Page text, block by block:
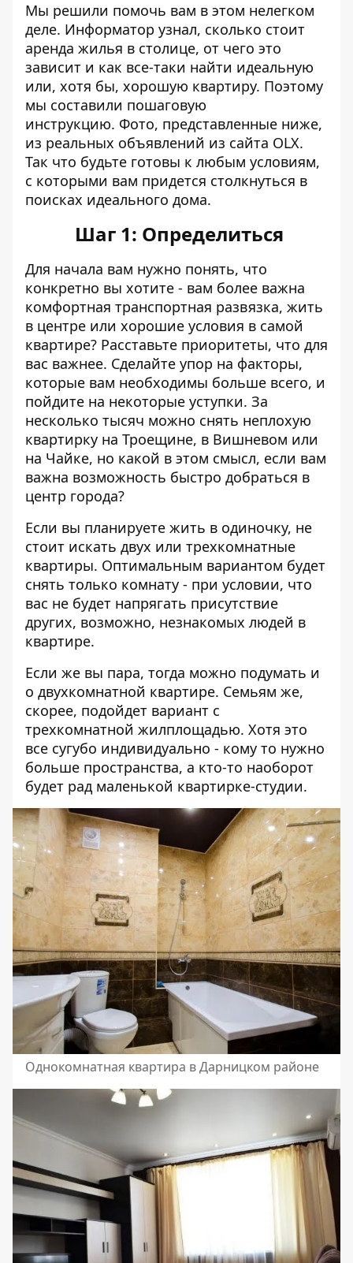
Мы решили помочь вам в этом нелегком
деле. Информатор узнал, сколько стоит
аренда жилья в столице, от чего это
зависит и как все-таки найти идеальную
или, хотя бы, хорошую квартиру. Поэтому
мы составили пошаговую
инструкцию. Фото, представленные ниже,
из реальных объявлений из сайта OLX.
Так что будьте готовы к любым условиям,
с которыми вам придется столкнуться в
поисках идеального дома.
Шаг 1: Определиться
Для начала вам нужно понять, что
конкретно вы хотите - вам более важна
комфортная транспортная развязка, жить
в центре или хорошие условия в самой
квартире? Расставьте приоритеты, что для
вас важнее. Сделайте упор на факторы,
которые вам необходимы больше всего, и
пойдите на некоторые уступки. За
несколько тысяч можно снять неплохую
квартирку на Троещине, в Вишневом или
на Чайке, но какой в этом смысл, если вам
важна возможность быстро добраться в
центр города?
Если вы планируете жить в одиночку, не
стоит искать двух или трехкомнатные
квартиры. Оптимальным вариантом будет
снять только комнату - при условии, что
вас не будет напрягать присутствие
других, возможно, незнакомых людей в
квартире.
Если же вы пара, тогда можно подумать и
о двухкомнатной квартире. Семьям же,
скорее, подойдет вариант с
трехкомнатной жилплощадью. Хотя это
все сугубо индивидуально - кому то нужно
больше пространства, а кто-то наоборот
будет рад маленькой квартирке-студии.
Однокомнатная квартира в Дарницком районе